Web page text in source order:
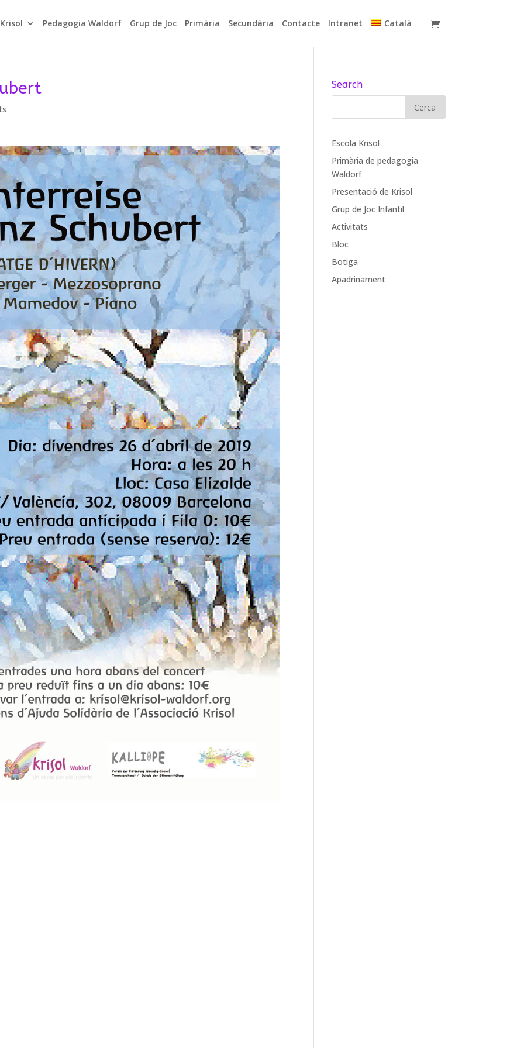
Krisol Pedagogia Waldorf Grup de Joc Primària Secundària Contacte Intranet Català
Search
Escola Krisol
Primària de pedagogia
Waldorf
Presentació de Krisol
Grup de Joc Infantil
Activitats
Bloc
Botiga
Apadrinament